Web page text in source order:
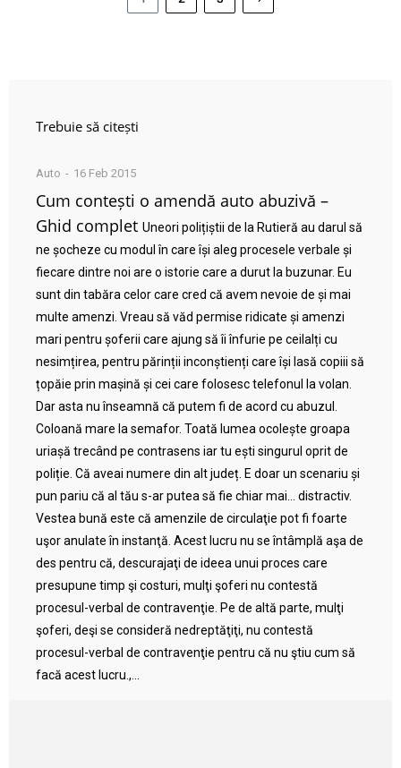
Trebuie să citești
Auto 16 Feb 2015
Cum contești o amendă auto abuzivă –
Ghid complet Uneori polițiștii de la Rutieră au darul să
ne șocheze cu modul în care își aleg procesele verbale și
fiecare dintre noi are o istorie care a durut la buzunar. Eu
sunt din tabăra celor care cred că avem nevoie de și mai
multe amenzi. Vreau să văd permise ridicate și amenzi
mari pentru șoferii care ajung să îi înfurie pe ceilalți cu
nesimțirea, pentru părinții inconștienți care își lasă copiii să
țopăie prin mașină și cei care folosesc telefonul la volan.
Dar asta nu înseamnă că putem fi de acord cu abuzul.
Coloană mare la semafor. Toată lumea ocolește groapa
uriașă trecând pe contrasens iar tu ești singurul oprit de
poliție. Că aveai numere din alt județ. E doar un scenariu și
pun pariu că al tău s-ar putea să fie chiar mai… distractiv.
Vestea bună este că amenzile de circulaţie pot fi foarte
uşor anulate în instanţă. Acest lucru nu se întâmplă aşa de
des pentru că, descurajaţi de ideea unui proces care
presupune timp şi costuri, mulţi şoferi nu contestă
procesul-verbal de contravenţie. Pe de altă parte, mulţi
şoferi, deşi se consideră nedreptăţiţi, nu contestă
procesul-verbal de contravenţie pentru că nu ştiu cum să
facă acest lucru.,...